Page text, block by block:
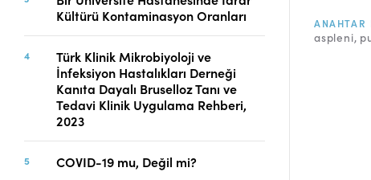
Online Makale
Gönderimi
Dizinler
Telif Hakları
İletişim
FACEBOOK TWITTER
Kültürü Kontaminasyon Oranları
Türk Klinik Mikrobiyoloji ve
İnfeksiyon Hastalıkları Derneği
Kanıta Dayalı Bruselloz Tanı ve
Tedavi Klinik Uygulama Rehberi,
2023
COVID-19 mu, Değil mi?
ANAHTAR
aspleni